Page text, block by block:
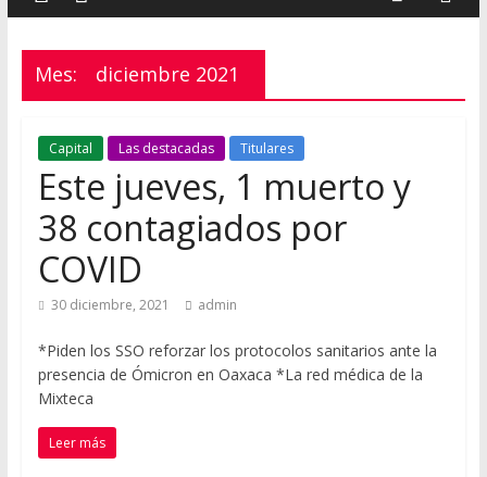
Mes: diciembre 2021
Capital Las destacadas Titulares
Este jueves, 1 muerto y
38 contagiados por
COVID
30 diciembre, 2021 admin
*Piden los SSO reforzar los protocolos sanitarios ante la
presencia de Ómicron en Oaxaca *La red médica de la
Mixteca
Leer más